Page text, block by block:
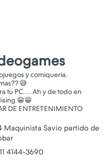
y comiqueria.
😅
tu PC.... Ah y de todo en
😁😁
Maquinista Savio partido de
4144-3690